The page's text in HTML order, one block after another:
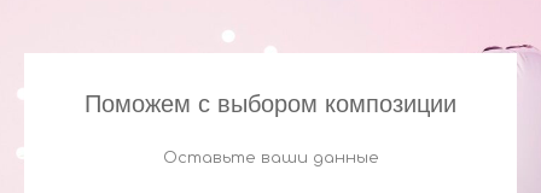
Поможем с выбором композиции
Оставьте ваши данные